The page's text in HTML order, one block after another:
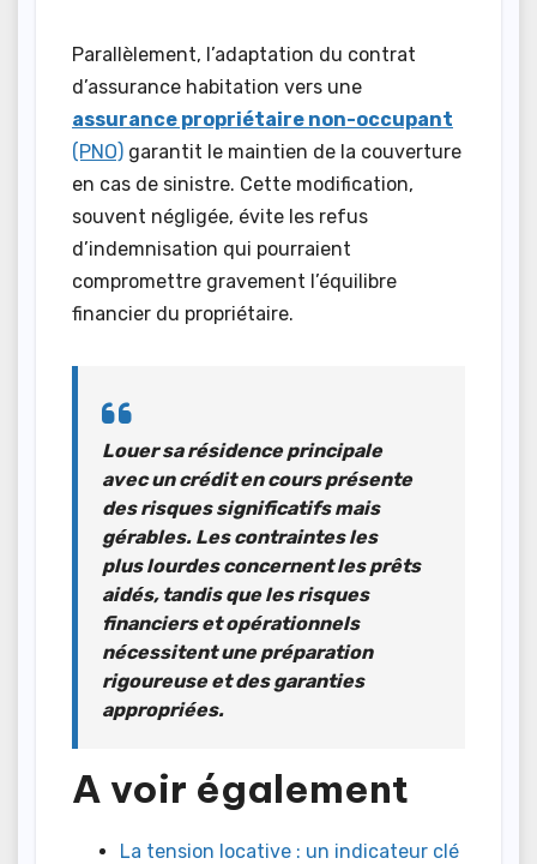
Parallèlement, l’adaptation du contrat
d’assurance habitation vers une
assurance propriétaire non-occupant
(PNO) garantit le maintien de la couverture
en cas de sinistre. Cette modification,
souvent négligée, évite les refus
d’indemnisation qui pourraient
compromettre gravement l’équilibre
financier du propriétaire.
Louer sa résidence principale
avec un crédit en cours présente
desrisques significatifsmais
gérables. Les contraintes les
plus lourdes concernent les prêts
aidés, tandis que les risques
financiers et opérationnels
nécessitent unepréparation
rigoureuseet des garanties
appropriées.
A voir également
La tension locative : un indicateur clé